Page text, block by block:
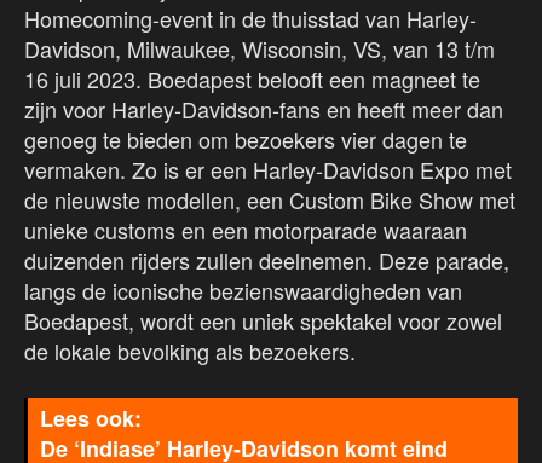
Homecoming-event in de thuisstad van Harley-
Davidson, Milwaukee, Wisconsin, VS, van 13 t/m
16 juli 2023. Boedapest belooft een magneet te
zijn voor Harley-Davidson-fans en heeft meer dan
genoeg te bieden om bezoekers vier dagen te
vermaken. Zo is er een Harley-Davidson Expo met
de nieuwste modellen, een Custom Bike Show met
unieke customs en een motorparade waaraan
duizenden rijders zullen deelnemen. Deze parade,
langs de iconische bezienswaardigheden van
Boedapest, wordt een uniek spektakel voor zowel
de lokale bevolking als bezoekers.
De ‘Indiase’ Harley-Davidson komt eind